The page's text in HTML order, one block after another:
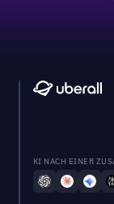
KI NACH EINER